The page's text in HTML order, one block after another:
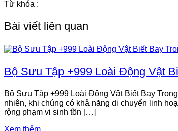
Từ khóa :
Bài viết liên quan
Bộ Sưu Tập +999 Loài Động Vật
Bộ Sưu Tập +999 Loài Động Vật Biết Bay
nhiên, khi chúng có khả năng di chuyển linh
rộng phạm vi sinh tồn […]